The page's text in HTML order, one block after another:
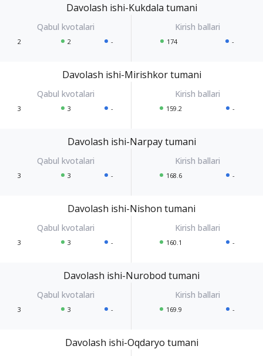
Davolash ishi-Kukdala tumani
2 2 - 174 -
Davolash ishi-Mirishkor tumani
3 3 - 159.2 -
Davolash ishi-Narpay tumani
3 3 - 168.6 -
Davolash ishi-Nishon tumani
3 3 - 160.1 -
Davolash ishi-Nurobod tumani
3 3 - 169.9 -
Davolash ishi-Oqdaryo tumani